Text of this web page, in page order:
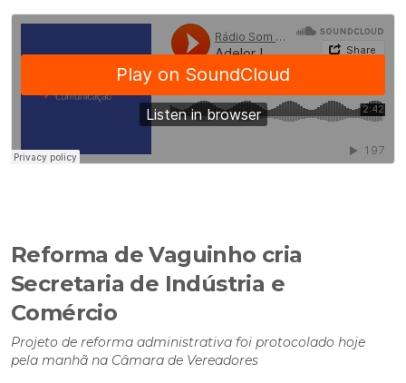
Reforma de Vaguinho cria
Secretaria de Indústria e
Comércio
Projeto de reforma administrativa foi protocolado hoje
pela manhã na Câmara de Vereadores